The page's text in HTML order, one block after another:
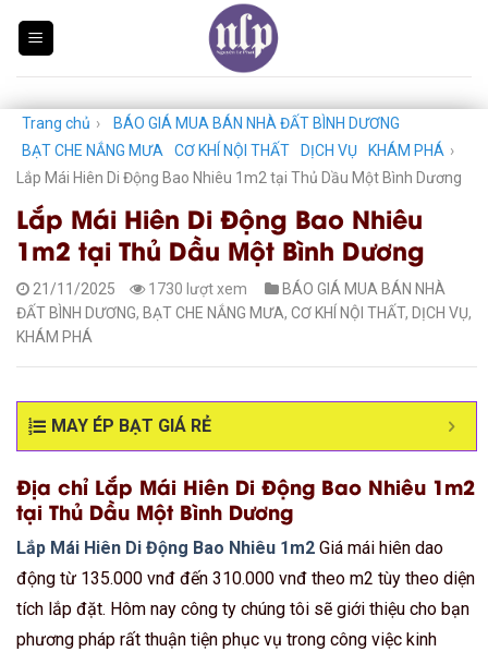
Trang chủ ›
BÁO GIÁ MUA BÁN NHÀ ĐẤT BÌNH DƯƠNG
BẠT CHE NẮNG MƯA
CƠ KHÍ NỘI THẤT DỊCH VỤ KHÁM PHÁ ›
Lắp Mái Hiên Di Động Bao Nhiêu 1m2 tại Thủ Dầu Một Bình Dương
Lắp Mái Hiên Di Động Bao Nhiêu
1m2 tại Thủ Dầu Một Bình Dương
21/11/2025 1730 lượt xem
BÁO GIÁ MUA BÁN NHÀ
ĐẤT BÌNH DƯƠNG, BẠT CHE NẮNG MƯA, CƠ KHÍ NỘI THẤT, DỊCH VỤ,
KHÁM PHÁ
MAY ÉP BẠT GIÁ RẺ
Địa chỉ Lắp Mái Hiên Di Động Bao Nhiêu 1m2
tại Thủ Dầu Một Bình Dương
Lắp Mái Hiên Di Động Bao Nhiêu 1m2 Giá mái hiên dao
động từ 135.000 vnđ đến 310.000 vnđ theo m2 tùy theo diện
tích lắp đặt. Hôm nay công ty chúng tôi sẽ giới thiệu cho bạn
phương pháp rất thuận tiện phục vụ trong công việc kinh